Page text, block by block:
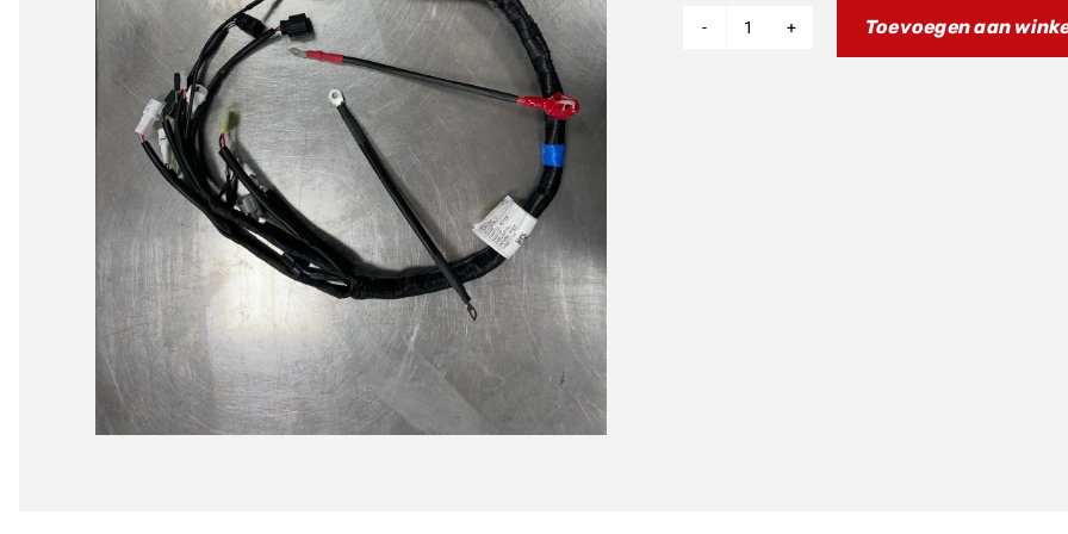
Toevoegen aan